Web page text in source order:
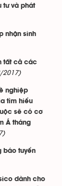
tư và phát
nhận sinh
tất cả các
2017)
nghiệp
tìm hiểu
sẽ có cơ
Á tháng
báo tuyển
dành cho